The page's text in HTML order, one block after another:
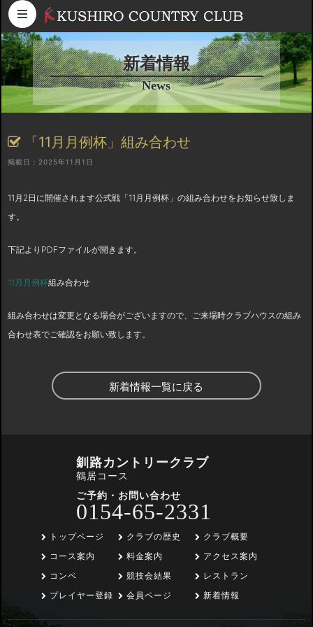
コンテンツへスキップ
新着情報
News
「11月月例杯」組み合わせ
掲載日：2025年11月1日
11月2日に開催されます公式戦「11月月例杯」の組み合わせをお知らせ致しま
す。
下記よりPDFファイルが開きます。
11月月例杯組み合わせ
組み合わせは変更となる場合がございますので、ご来場時クラブハウスの組み
合わせ表でご確認をお願い致します。
新着情報一覧に戻る
釧路カントリークラブ
鶴居コース
ご予約・お問い合わせ
0154-65-2331
トップページ
コース案内
コンペ
プレイヤー登録
クラブの歴史
料金案内
競技会結果
会員ページ
クラブ概要
アクセス案内
レストラン
新着情報